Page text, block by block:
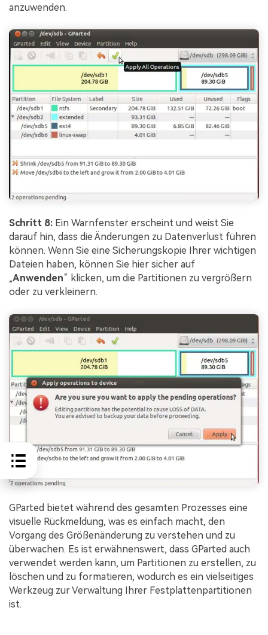
anzuwenden.
Schritt 8: Ein Warnfenster erscheint und weist Sie
darauf hin, dass die Änderungen zu Datenverlust führen
können. Wenn Sie eine Sicherungskopie Ihrer wichtigen
Dateien haben, können Sie hier sicher auf
„Anwenden“ klicken, um die Partitionen zu vergrößern
oder zu verkleinern.
GParted bietet während des gesamten Prozesses eine
visuelle Rückmeldung, was es einfach macht, den
Vorgang des Größenänderung zu verstehen und zu
überwachen. Es ist erwähnenswert, dass GParted auch
verwendet werden kann, um Partitionen zu erstellen, zu
löschen und zu formatieren, wodurch es ein vielseitiges
Werkzeug zur Verwaltung Ihrer Festplattenpartitionen
ist.